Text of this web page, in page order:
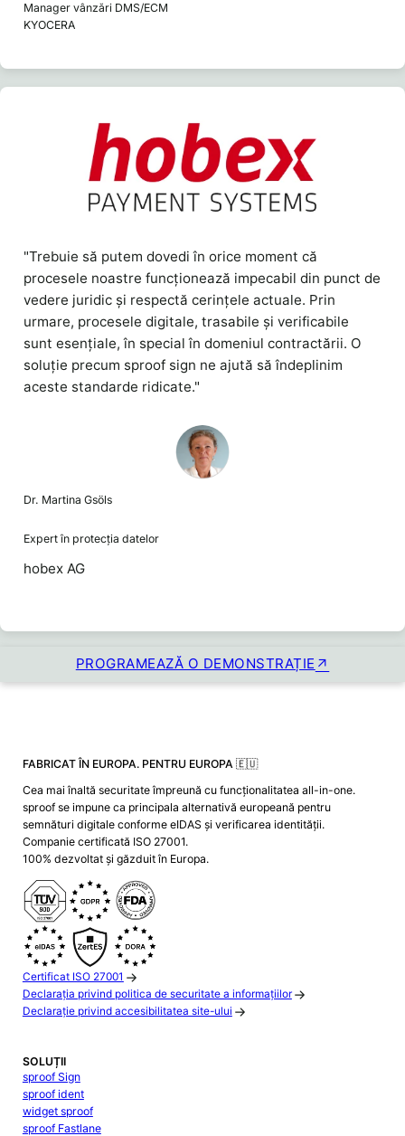
Manager vânzări DMS/ECM
KYOCERA
"Trebuie să putem dovedi în orice moment că
procesele noastre funcționează impecabil din punct de
vedere juridic și respectă cerințele actuale. Prin
urmare, procesele digitale, trasabile și verificabile
sunt esențiale, în special în domeniul contractării. O
soluție precum sproof sign ne ajută să îndeplinim
aceste standarde ridicate."
Dr. Martina Gsöls
Expert în protecția datelor
hobex AG
PROGRAMEAZĂ O DEMONSTRAȚIE
FABRICAT ÎN EUROPA. PENTRU EUROPA 🇪🇺
Cea mai înaltă securitate împreună cu funcționalitatea all-in-one.
sproof se impune ca principala alternativă europeană pentru
semnături digitale conforme eIDAS și verificarea identității.
Companie certificată ISO 27001.
100% dezvoltat și găzduit în Europa.
Certificat ISO 27001
Declarația privind politica de securitate a informațiilor
Declarație privind accesibilitatea site-ului
SOLUȚII
sproof Sign
sproof ident
widget sproof
sproof Fastlane